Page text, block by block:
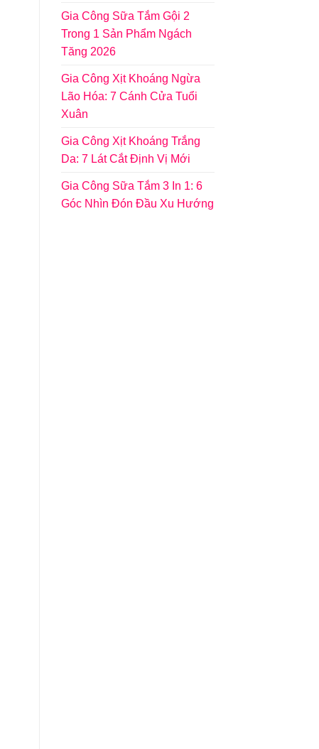
Gia Công Sữa Tắm Gội 2
Trong 1 Sản Phẩm Ngách
Tăng 2026
Gia Công Xịt Khoáng Ngừa
Lão Hóa: 7 Cánh Cửa Tuổi
Xuân
Gia Công Xịt Khoáng Trắng
Da: 7 Lát Cắt Định Vị Mới
Gia Công Sữa Tắm 3 In 1: 6
Góc Nhìn Đón Đầu Xu Hướng